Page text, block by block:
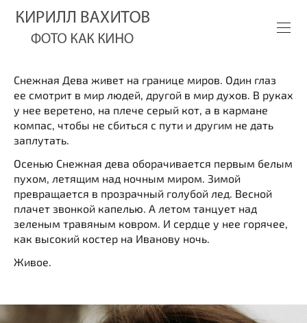
Снежная Дева живет на границе миров. Один глаз
ее смотрит в мир людей, другой в мир духов. В руках
у нее веретено, на плече серый кот, а в кармане
компас, чтобы не сбиться с пути и другим не дать
заплутать.
Осенью Снежная дева оборачивается первым белым
пухом, летящим над ночным миром. Зимой
превращается в прозрачный голубой лед. Весной
плачет звонкой капелью. А летом танцует над
зеленым травяным ковром. И сердце у нее горячее,
как высокий костер на Иванову ночь.
Живое.